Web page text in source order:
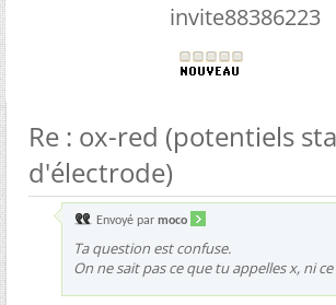
invite88386223
Re : ox-red (potentiels
d'électrode)
Envoyé par moco
Ta question est confuse.
On ne sait pas ce que tu appelles x, ni